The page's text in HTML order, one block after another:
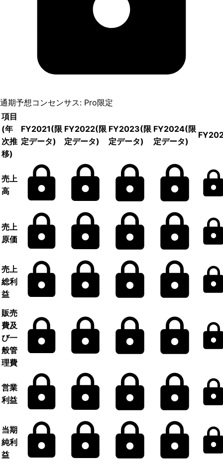
通期予想コンセンサス: Pro限定
項目
(年
次推
移)
FY2021(限
定データ)
FY2022(限
定データ)
FY2023(限
定データ)
FY2024(限
定データ)
売上
高
売上
原価
売上
総利
益
販売
費及
び一
般管
理費
営業
利益
当期
純利
益